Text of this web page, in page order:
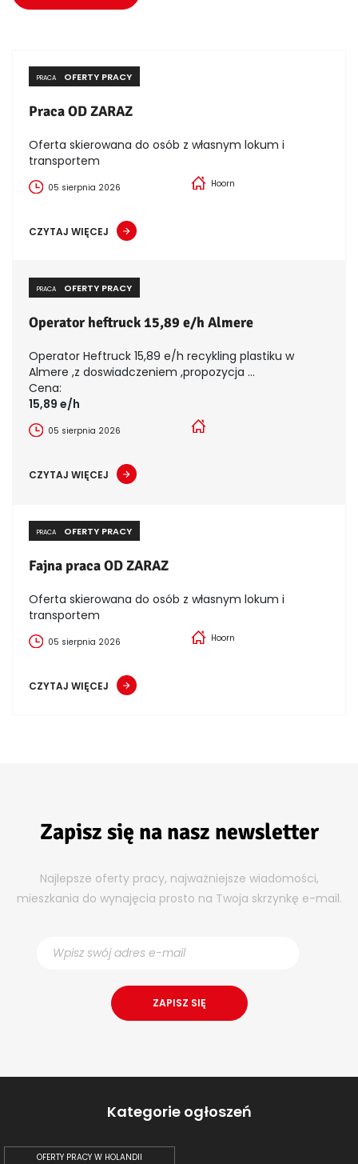
PRACA OFERTY PRACY
Praca OD ZARAZ
Oferta skierowana do osób z własnym lokum i
transportem
05 sierpnia 2026 Hoorn
CZYTAJ WIĘCEJ
PRACA OFERTY PRACY
Operator heftruck 15,89 e/h Almere
Operator Heftruck 15,89 e/h recykling plastiku w
Almere ,z doswiadczeniem ,propozycja ...
Cena:
15,89 e/h
05 sierpnia 2026
CZYTAJ WIĘCEJ
PRACA OFERTY PRACY
Fajna praca OD ZARAZ
Oferta skierowana do osób z własnym lokum i
transportem
05 sierpnia 2026 Hoorn
CZYTAJ WIĘCEJ
Zapisz się na nasz newsletter
Najlepsze oferty pracy, najważniejsze wiadomości,
mieszkania do wynajęcia prosto na Twoja skrzynkę e-mail.
Kategorie ogłoszeń
OFERTY PRACY W HOLANDII